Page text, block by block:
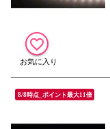
8/8時点_ポイント最大11倍